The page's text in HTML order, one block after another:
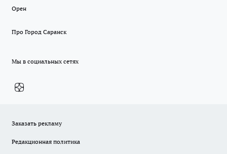
Орен
Про Город Саранск
Мы в социальных сетях
Заказать рекламу
Редакционная политика